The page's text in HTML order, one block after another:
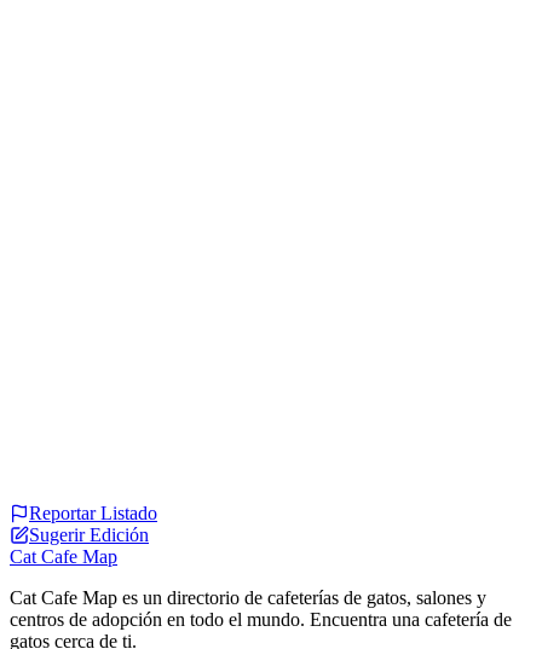
Reportar Listado
Sugerir Edición
Cat Cafe Map
Cat Cafe Map es un directorio de cafeterías de gatos, salones y
centros de adopción en todo el mundo. Encuentra una cafetería de
gatos cerca de ti.